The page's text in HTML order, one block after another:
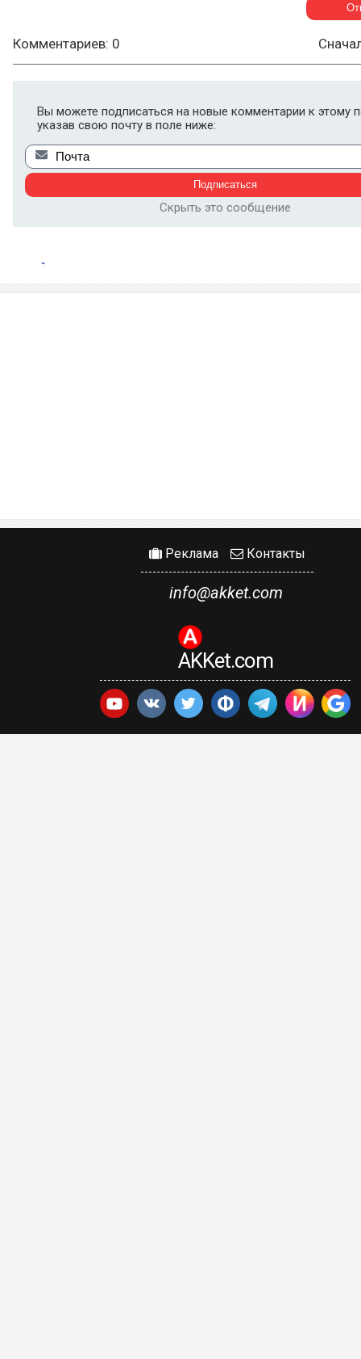
Комментариев: 0
Вы можете подписаться на новые комментарии к этому
указав свою почту в поле ниже:
Скрыть это сообщение
Реклама Контакты
info@akket.com
AKKet.com